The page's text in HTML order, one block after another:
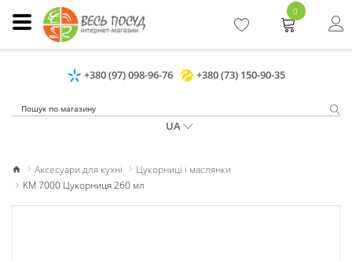
+380 (97) 098-96-76 +380 (73) 150-90-35
UA
0
Аксесуари для кухні
Цукорниці і маслянки
KM 7000 Цукорниця 260 мл